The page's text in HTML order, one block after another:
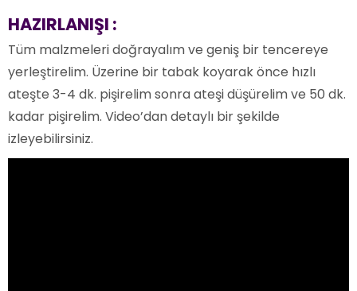
HAZIRLANIŞI :
Tüm malzmeleri doğrayalım ve geniş bir tencereye
yerleştirelim. Üzerine bir tabak koyarak önce hızlı
ateşte 3-4 dk. pişirelim sonra ateşi düşürelim ve 50 dk.
kadar pişirelim. Video’dan detaylı bir şekilde
izleyebilirsiniz.